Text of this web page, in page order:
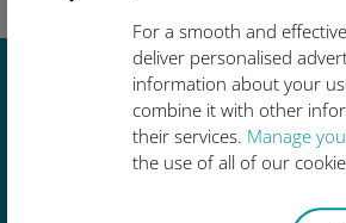
For a smooth and
deliver personalised
information about your
combine it with other
their services. Manage
the use of all of our
Perché la